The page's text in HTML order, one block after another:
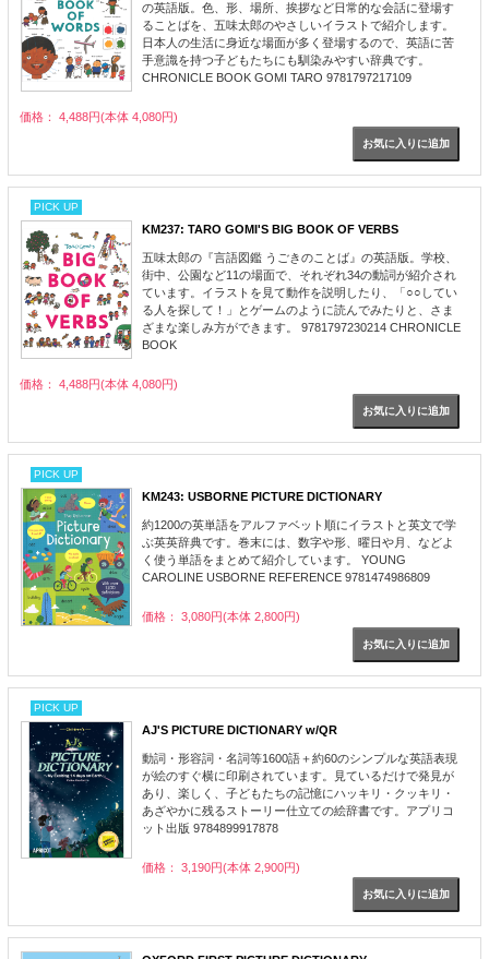
の英語版。色、形、場所、挨拶など日常的な会話に登場す
ることばを、五味太郎のやさしいイラストで紹介します。
日本人の生活に身近な場面が多く登場するので、英語に苦
手意識を持つ子どもたちにも馴染みやすい辞典です。
CHRONICLE BOOK GOMI TARO 9781797217109
価格： 4,488円(本体 4,080円)
PICK UP
KM237: TARO GOMI'S BIG BOOK OF VERBS
五味太郎の『言語図鑑 うごきのことば』の英語版。学校、
街中、公園など11の場面で、それぞれ34の動詞が紹介され
ています。イラストを見て動作を説明したり、「○○してい
る人を探して！」とゲームのように読んでみたりと、さま
ざまな楽しみ方ができます。 9781797230214 CHRONICLE
BOOK
価格： 4,488円(本体 4,080円)
PICK UP
KM243: USBORNE PICTURE DICTIONARY
約1200の英単語をアルファベット順にイラストと英文で学
ぶ英英辞典です。巻末には、数字や形、曜日や月、などよ
く使う単語をまとめて紹介しています。 YOUNG
CAROLINE USBORNE REFERENCE 9781474986809
価格： 3,080円(本体 2,800円)
PICK UP
AJ'S PICTURE DICTIONARY w/QR
動詞・形容詞・名詞等1600語＋約60のシンプルな英語表現
が絵のすぐ横に印刷されています。見ているだけで発見が
あり、楽しく、子どもたちの記憶にハッキリ・クッキリ・
あざやかに残るストーリー仕立ての絵辞書です。アプリコ
ット出版 9784899917878
価格： 3,190円(本体 2,900円)